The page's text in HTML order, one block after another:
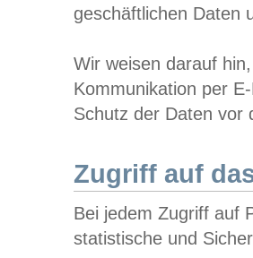
geschäftlichen Daten
Wir weisen darauf
Kommunikation per
Schutz der Daten vor
Zugriff auf
Bei jedem Zugriff auf
statistische und